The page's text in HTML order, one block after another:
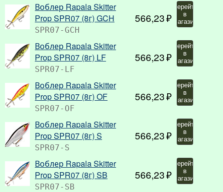
Воблер Rapala Skitter
Prop SPR07 (8г) GCH
SPR07-GCH
566,23
Перейти
в
магазин
Воблер Rapala Skitter
Prop SPR07 (8г) LF
SPR07-LF
566,23
Перейти
в
магазин
Воблер Rapala Skitter
Prop SPR07 (8г) OF
SPR07-OF
566,23
Перейти
в
магазин
Воблер Rapala Skitter
Prop SPR07 (8г) S
SPR07-S
566,23
Перейти
в
магазин
Воблер Rapala Skitter
Prop SPR07 (8г) SB
SPR07-SB
566,23
Перейти
в
магазин